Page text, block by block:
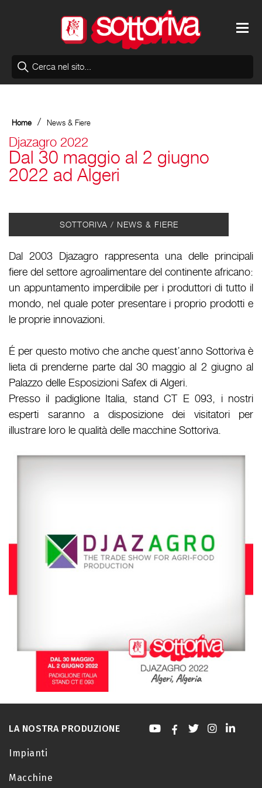
Home / News & Fiere
Djazagro 2022
Dal 30 maggio al 2 giugno
2022 ad Algeri
SOTTORIVA / NEWS & FIERE
Dal 2003 Djazagro rappresenta una delle principali
fiere del settore agroalimentare del continente africano:
un appuntamento imperdibile per i produttori di tutto il
mondo, nel quale poter presentare i proprio prodotti e
le proprie innovazioni.
É per questo motivo che anche quest’anno Sottoriva è
lieta di prenderne parte dal 30 maggio al 2 giugno al
Palazzo delle Esposizioni Safex di Algeri.
Presso il padiglione Italia, stand CT E 093, i nostri
esperti saranno a disposizione dei visitatori per
illustrare loro le qualità delle macchine Sottoriva.
LA NOSTRA PRODUZIONE
Impianti
Macchine